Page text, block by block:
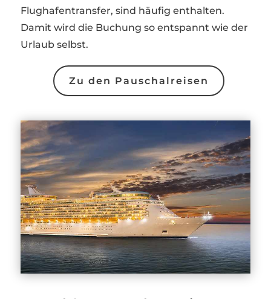
Flughafentransfer, sind häufig enthalten.
Damit wird die Buchung so entspannt wie der
Urlaub selbst.
Zu den Pauschalreisen